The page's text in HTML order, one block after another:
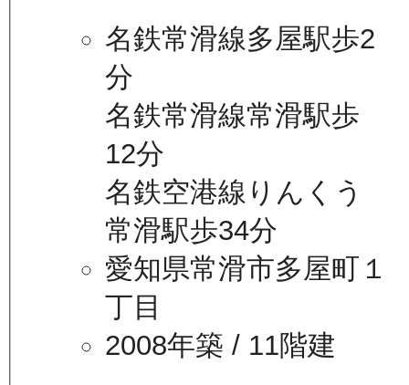
名鉄常滑線多屋駅歩2
分
名鉄常滑線常滑駅歩
12分
名鉄空港線りんくう
常滑駅歩34分
愛知県常滑市多屋町１
丁目
2008年築 / 11階建